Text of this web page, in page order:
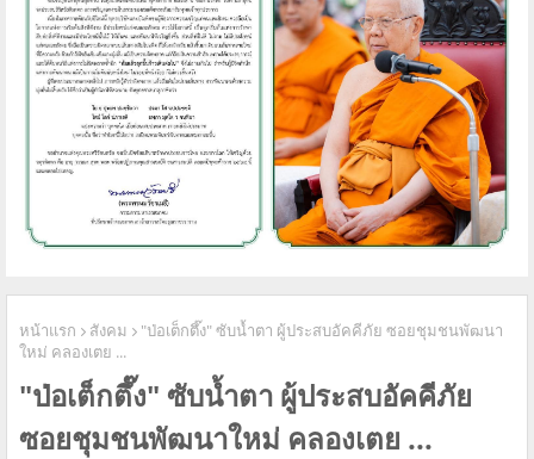
หน้าแรก สังคม
"ป่อเต็กตึ๊ง" ซับน้ำตา ผู้ประสบอัคคีภัย ซอยชุมชนพัฒนา
ใหม่ คลองเตย ...
"ป่อเต็กตึ๊ง" ซับน้ำตา ผู้ประสบอัคคีภัย
ซอยชุมชนพัฒนาใหม่ คลองเตย ...